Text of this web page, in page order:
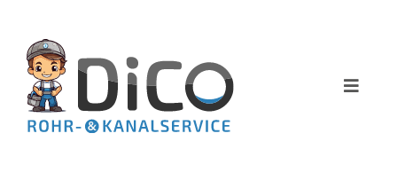
springen
Toggle
Home